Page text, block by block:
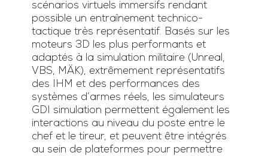
scénarios virtuels immersifs rendant
possible un entraînement technico-
tactique très représentatif. Basés sur les
moteurs 3D les plus performants et
adaptés à la simulation militaire (Unreal,
VBS, MÄK), extrêmement représentatifs
des IHM et des performances des
systèmes d’armes réels, les simulateurs
GDI simulation permettent également les
interactions au niveau du poste entre le
chef et le tireur, et peuvent être intégrés
au sein de plateformes pour permettre